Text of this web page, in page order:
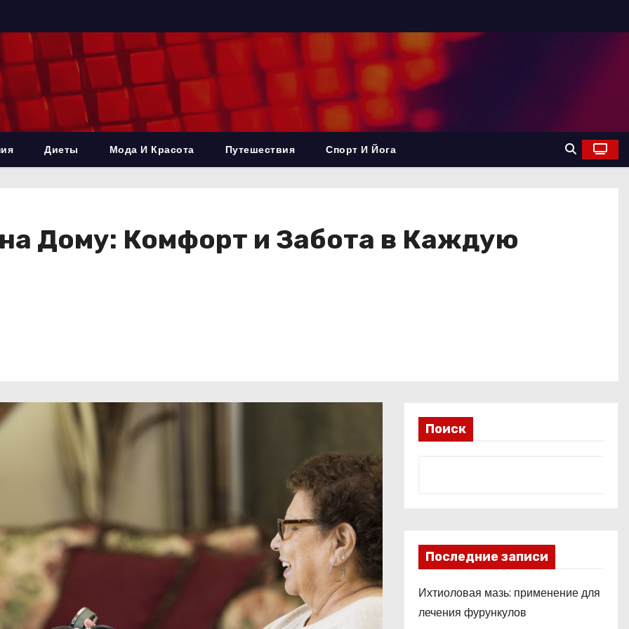
Диеты Мода И Красота Путешествия Спорт И Йога
Дому: Комфорт и Забота в Каждую
Поиск
Последние записи
Ихтиоловая мазь: применение для
лечения фурункулов